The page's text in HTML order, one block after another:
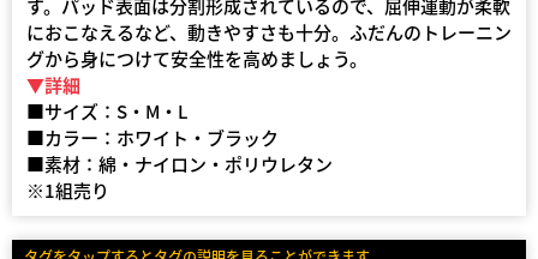
におこなえるなど、動きやすさも十分。ふだんのトレーニン
グから身につけて安全性を高めましょう。
▼詳細
■サイズ：S・M・L
■カラー：ホワイト・ブラック
■素材：綿・ナイロン・ポリウレタン
※1組売り